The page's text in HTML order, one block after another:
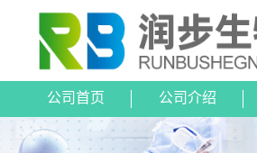
公司首页 公司介绍